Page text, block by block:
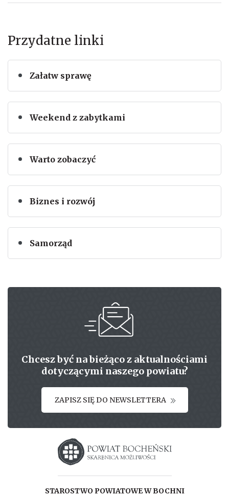
Przydatne linki
Załatw sprawę
Weekend z zabytkami
Warto zobaczyć
Biznes i rozwój
Samorząd
Chcesz być na bieżąco z aktualnościami
dotyczącymi naszego powiatu?
ZAPISZ SIĘ DO NEWSLETTERA
Starostwo powiatowe w Bochni
STAROSTWO POWIATOWE W BOCHNI